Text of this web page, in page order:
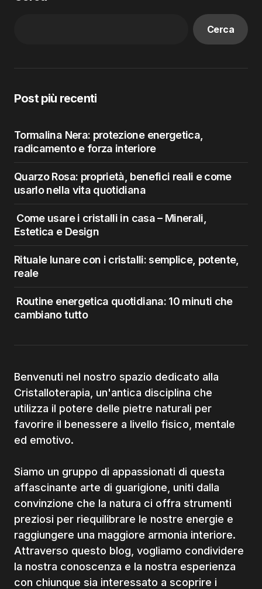
Cerca
Post più recenti
Tormalina Nera: protezione energetica,
radicamento e forza interiore
Quarzo Rosa: proprietà, benefici reali e come
usarlo nella vita quotidiana
Come usare i cristalli in casa – Minerali,
Estetica e Design
Rituale lunare con i cristalli: semplice, potente,
reale
Routine energetica quotidiana: 10 minuti che
cambiano tutto
Benvenuti nel nostro spazio dedicato alla
Cristalloterapia, un'antica disciplina che
utilizza il potere delle pietre naturali per
favorire il benessere a livello fisico, mentale
ed emotivo.
Siamo un gruppo di appassionati di questa
affascinante arte di guarigione, uniti dalla
convinzione che la natura ci offra strumenti
preziosi per riequilibrare le nostre energie e
raggiungere una maggiore armonia interiore.
Attraverso questo blog, vogliamo condividere
la nostra conoscenza e la nostra esperienza
con chiunque sia interessato a scoprire i